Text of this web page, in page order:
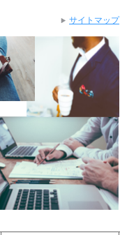
サイトマップ